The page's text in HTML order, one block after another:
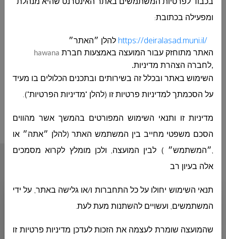
וציוד היקפי למוסדות המועצה..
לפרטים לחץ כאן
בקשה חהצעת מחיר 10-2025 עבור אספקת מחשבים וציוד היקפי
למוסדות המועצה..
أقسام المجلس
ديوان رئيس المجلس
בכבוד לפרטיות המשתמשים באתר האינטרנט שהיא מנהלת
ומפעילה בכתובת:
https://deiralasad.muni.il/להלן ״האתר״
האתר מתוחזק עבור המועצה באמצעות חברת hawana
,לחברה הצהרת מדיניות.
השימוש באתר ובכלל זה בשירותים ובתכנים הכלולים בו מעיד
על הסכמתך למדיניות פרטיות זו (להלן "מדיניות הפרטיות").
מדיניות זו ותנאי השימוש המפורטים בהמשך אשר מהווים
הסכם משפטי מחייב בין המשתמש האתר (להלן ״אתה״ או
,״המשתמש״ ) לבין המועצה, ולכן מומלץ לקרוא מסמכים
אלה בעיון רב
תנאי השימוש יחולו על כל התחברות ו/או גלישה באתר, על ידי
המשתמשים, ועשויים להשתנות מעת לעת.
שהמועצה שומרת לעצמה את הזכות לעדכן מדיניות פרטיות זו